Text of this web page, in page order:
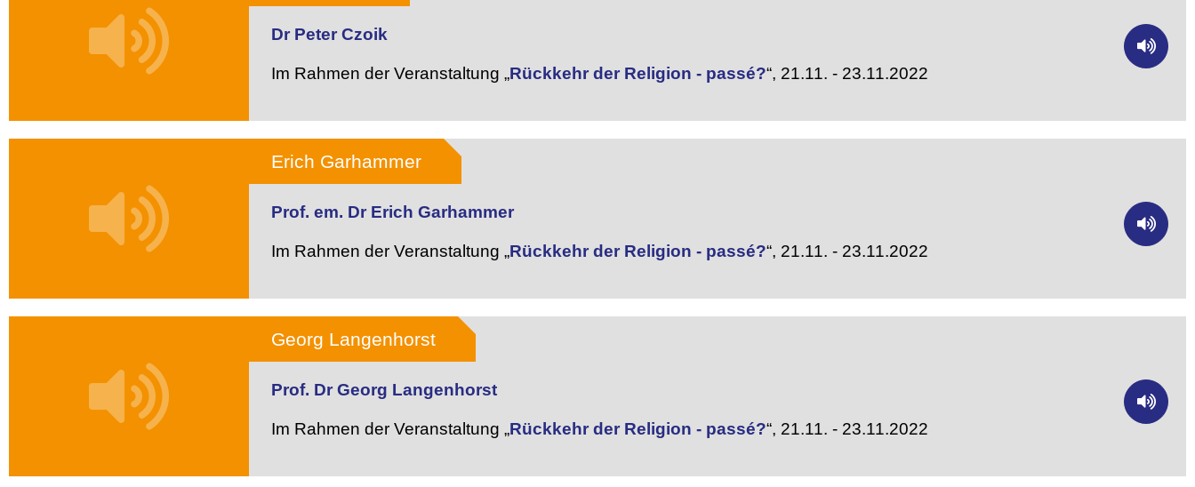
Dr Peter Czoik
Im Rahmen der Veranstaltung „Rückkehr der Religion - passé?“, 21.11. - 23.11.2022
Erich Garhammer
Prof. em. Dr Erich Garhammer
Im Rahmen der Veranstaltung „Rückkehr der Religion - passé?“, 21.11. - 23.11.2022
Georg Langenhorst
Prof. Dr Georg Langenhorst
Im Rahmen der Veranstaltung „Rückkehr der Religion - passé?“, 21.11. - 23.11.2022